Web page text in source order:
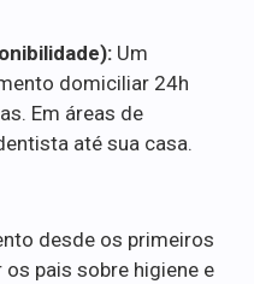
Um
domiciliar 24h
Em áreas de
até sua casa.
desde os primeiros
pais sobre higiene e